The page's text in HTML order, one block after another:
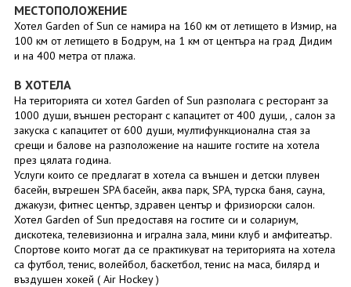
МЕСТОПОЛОЖЕНИЕ
Хотел Garden of Sun се намира на 160 км от летището в Измир, на
100 км от летището в Бодрум, на 1 км от центъра на град Дидим
и на 400 метра от плажа.
В ХОТЕЛА
На територията си хотел Garden of Sun разполага с ресторант за
1000 души, външен ресторант с капацитет от 400 души, , салон за
закуска с капацитет от 600 души, мултифункционална стая за
срещи и балове на разположение на нашите гостите на хотела
през цялата година.
Услуги които се предлагат в хотела са външен и детски плувен
басейн, вътрешен SPA басейн, аква парк, SPA, турска баня, сауна,
джакузи, фитнес център, здравен център и фризиорски салон.
Хотел Garden of Sun предоставя на гостите си и солариум,
дискотека, телевизионна и игрална зала, мини клуб и амфитеатър.
Спортове които могат да се практикуват на територията на хотела
са футбол, тенис, волейбол, баскетбол, тенис на маса, билярд и
въздушен хокей ( Air Hockey )